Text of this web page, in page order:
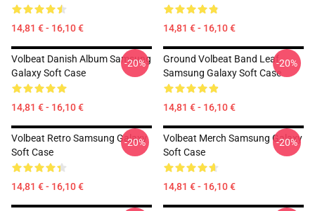
14,81 € - 16,10 € 14,81 € - 16,10 €
Volbeat Danish Album Samsung
Galaxy Soft Case
14,81 € - 16,10 €
-20%
Ground Volbeat Band Leaf
Samsung Galaxy Soft Case
14,81 € - 16,10 €
-20%
Volbeat Retro Samsung Galaxy
Soft Case
14,81 € - 16,10 €
-20%
Volbeat Merch Samsung Galaxy
Soft Case
14,81 € - 16,10 €
-20%